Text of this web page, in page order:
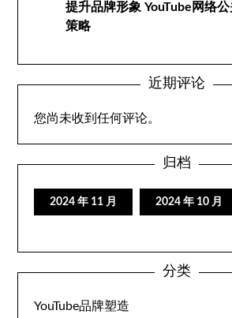
提升品牌形象 YouTube网络
策略
近期评论
您尚未收到任何评论。
归档
2024 年 11 月 2024 年 10 月
分类
YouTube品牌塑造